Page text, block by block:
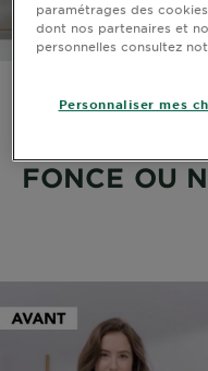
COMMENT
FONCE OU
paramétrages des
dont nos partenaires et
personnelles consultez
Personnaliser mes